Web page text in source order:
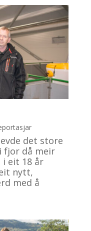
det store
fjor då meir
i eit 18 år
nytt,
med å